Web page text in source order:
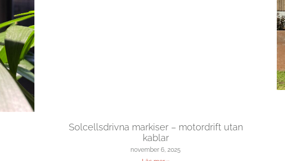
Solcellsdrivna markiser – motordrift utan
kablar
november 6, 2025